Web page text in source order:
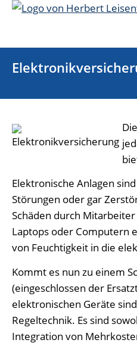
Elektronische Anlagen
Störungen oder gar
Schäden durch
Laptops oder Computern
von Feuchtigkeit in die
Kommt es nun zu einem
(eingeschlossen der
elektronischen Geräte
Regeltechnik. Es sind
Integration von